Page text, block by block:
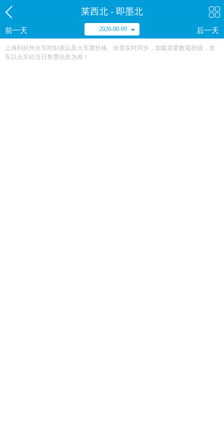
莱西北 - 即墨北
前一天 2026-08-09 后一天
上海到杭州火车时刻表以及火车票价格、余票实时同步，加载需要数毫秒级，发
车以火车站当日售票信息为准！